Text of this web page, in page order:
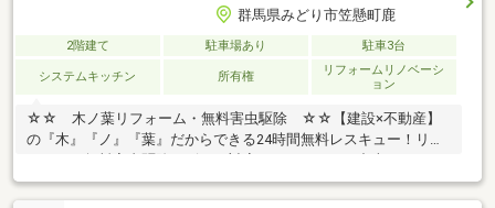
群馬県みどり市笠懸町鹿
2階建て 駐車場あり 駐車3台
システムキッチン 所有権
リフォームリノベーシ
ョン
☆☆ 木ノ葉リフォーム・無料害虫駆除 ☆☆【建設×不動産】
の『木』『ノ』『葉』だからできる24時間無料レスキュー！リフ
ォーム・無料害虫駆除サビース対応しております！中古でもアフ
ターサービスがついており、住んでからの安心をずっとお届けし
ます！内覧時に、無料相談・お見積りも物件ごとに作成可能！！